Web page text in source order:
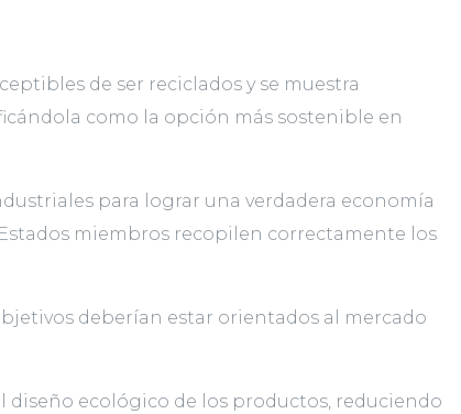
de ser reciclados y se muestra
como la opción más sostenible en
para lograr una verdadera economía
miembros recopilen correctamente los
deberían estar orientados al mercado
diseño ecológico de los productos, reduciendo